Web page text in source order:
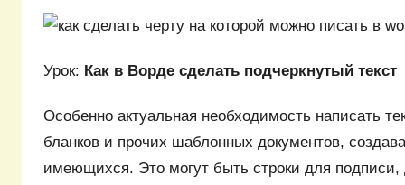
Урок: Как в Ворде сделать подчеркнутый текст
Особенно актуальная необходимость написать
бланков и прочих шаблонных документов,
имеющихся. Это могут быть строки для